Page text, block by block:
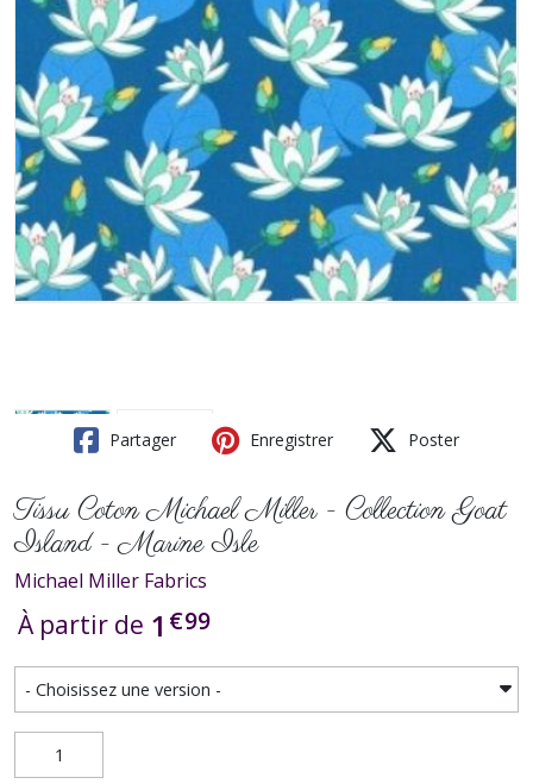
Partager Enregistrer Poster
Tissu Coton Michael Miller - Collection Goat
Island - Marine Isle
Michael Miller Fabrics
À partir de 1 €99